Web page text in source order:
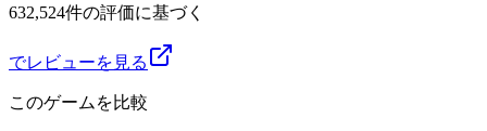
632,524件の評価に基づく
でレビューを見る
このゲームを比較